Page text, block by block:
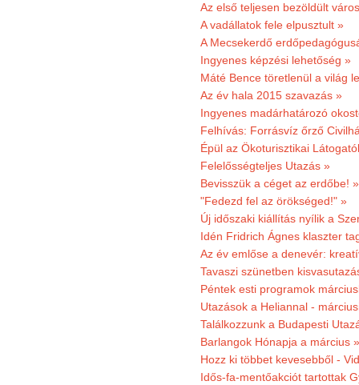
Az első teljesen bezöldült
A vadállatok fele elpusztult »
A Mecsekerdő
Ingyenes képzési lehetőség »
Máté Bence töretlenül a világ
Az év hala 2015 szavazás »
Ingyenes madárhatározó
Felhívás: Forrásvíz őrző
Épül az Ökoturisztikai
Felelősségteljes Utazás »
Bevisszük a céget az erdőbe! »
"Fedezd fel az örökséged!" »
Új időszaki kiállítás nyílik a
Idén Fridrich Ágnes klaszter
Az év emlőse a denevér:
Tavaszi szünetben
Péntek esti programok
Utazások a Heliannal -
Találkozzunk a Budapesti
Barlangok Hónapja a március »
Hozz ki többet kevesebből -
Idős-fa-mentőakciót tartottak